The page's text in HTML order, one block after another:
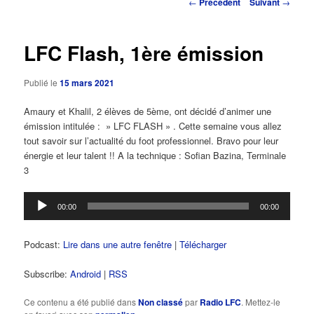
LFC Flash, 1ère émission
Publié le15 mars 2021
Amaury et Khalil, 2 élèves de 5ème, ont décidé d’animer une
émission intitulée : » LFC FLASH » . Cette semaine vous allez
tout savoir sur l’actualité du foot professionnel. Bravo pour leur
énergie et leur talent !! A la technique : Sofian Bazina, Terminale
3
Lecteur
audio
00:00 00:00
Podcast: Lire dans une autre fenêtre |Télécharger
Subscribe:Android | RSS
Ce contenu a été publié dansNon classépar Radio LFC. Mettez-le